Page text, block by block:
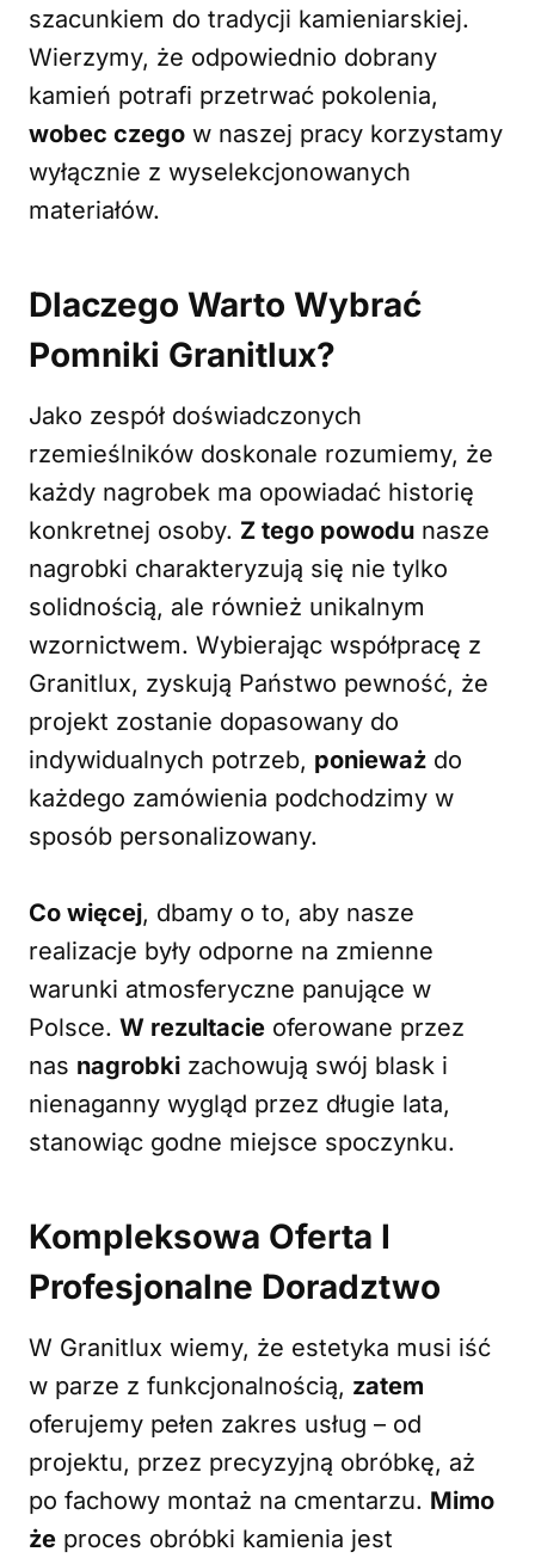
szacunkiem do tradycji kamieniarskiej.
Wierzymy, że odpowiednio dobrany
kamień potrafi przetrwać pokolenia,
wobec czego w naszej pracy korzystamy
wyłącznie z wyselekcjonowanych
materiałów.
Dlaczego Warto Wybrać
Pomniki Granitlux?
Jako zespół doświadczonych
rzemieślników doskonale rozumiemy, że
każdy nagrobek ma opowiadać historię
konkretnej osoby. Z tego powodu nasze
nagrobki charakteryzują się nie tylko
solidnością, ale również unikalnym
wzornictwem. Wybierając współpracę z
Granitlux, zyskują Państwo pewność, że
projekt zostanie dopasowany do
indywidualnych potrzeb, ponieważ do
każdego zamówienia podchodzimy w
sposób personalizowany.
Co więcej, dbamy o to, aby nasze
realizacje były odporne na zmienne
warunki atmosferyczne panujące w
Polsce. W rezultacie oferowane przez
nas nagrobki zachowują swój blask i
nienaganny wygląd przez długie lata,
stanowiąc godne miejsce spoczynku.
Kompleksowa Oferta I
Profesjonalne Doradztwo
W Granitlux wiemy, że estetyka musi iść
w parze z funkcjonalnością, zatem
oferujemy pełen zakres usług – od
projektu, przez precyzyjną obróbkę, aż
po fachowy montaż na cmentarzu. Mimo
że proces obróbki kamienia jest